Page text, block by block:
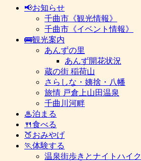
📢お知らせ
千曲市《観光情報》
千曲市《イベント情報》
🚌観光案内
あんずの里
あんず開花状況
蔵の街 稲荷山
さらしな・姨捨・八幡
旅情 戸倉上山田温泉
千曲川河畔
♨泊まる
🍴食べる
🍑おみやげ
🏃体験する
温泉街歩きとナイトハイク